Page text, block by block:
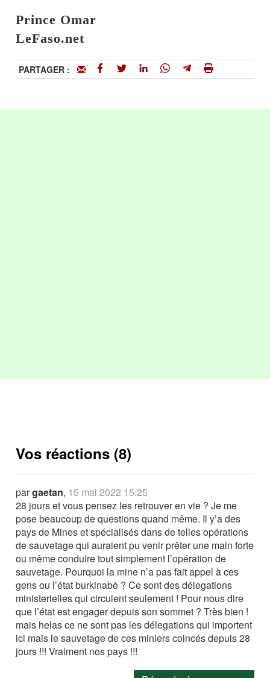
Prince Omar
LeFaso.net
PARTAGER :
Vos réactions (8)
pargaetan, 15 mai 2022 15:25
28 jours et vous pensez les retrouver en vie ? Je me
pose beaucoup de questions quand même. Il y’a des
pays de Mines et spécialisés dans de telles opérations
de sauvetage qui auraient pu venir prêter une main forte
ou même conduire tout simplement l’opération de
sauvetage. Pourquoi la mine n’a pas fait appel à ces
gens ou l’état burkinabè ? Ce sont des délegations
ministerielles qui circulent seulement ! Pour nous dire
que l’état est engager depuis son sommet ? Très bien !
mais helas ce ne sont pas les délegations qui importent
ici mais le sauvetage de ces miniers coincés depuis 28
jours !!! Vraiment nos pays !!!